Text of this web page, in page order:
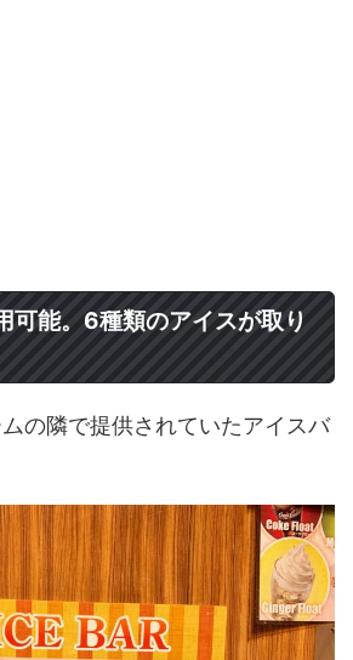
可能。6種類のアイスが取り
の隣で提供されていたアイスバ